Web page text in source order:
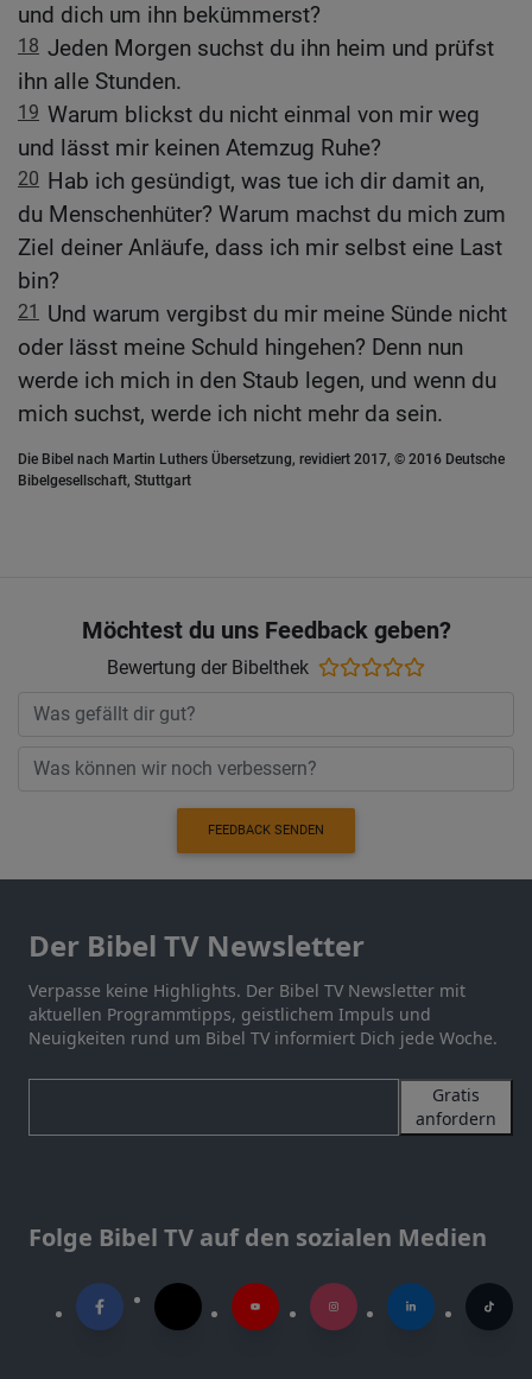
und dich um ihn bekümmerst?
18 Jeden Morgen suchst du ihn heim und prüfst
ihn alle Stunden.
19 Warum blickst du nicht einmal von mir weg
und lässt mir keinen Atemzug Ruhe?
20 Hab ich gesündigt, was tue ich dir damit an,
du Menschenhüter? Warum machst du mich zum
Ziel deiner Anläufe, dass ich mir selbst eine Last
bin?
21 Und warum vergibst du mir meine Sünde nicht
oder lässt meine Schuld hingehen? Denn nun
werde ich mich in den Staub legen, und wenn du
mich suchst, werde ich nicht mehr da sein.
Die Bibel nach Martin Luthers Übersetzung, revidiert 2017, © 2016 Deutsche
Bibelgesellschaft, Stuttgart
Möchtest du uns Feedback geben?
Bewertung der Bibelthek
FEEDBACK SENDEN
Der Bibel TV Newsletter
Verpasse keine Highlights. Der Bibel TV Newsletter mit
aktuellen Programmtipps, geistlichem Impuls und
Neuigkeiten rund um Bibel TV informiert Dich jede Woche.
Gratis
anfordern
Folge Bibel TV auf den sozialen Medien